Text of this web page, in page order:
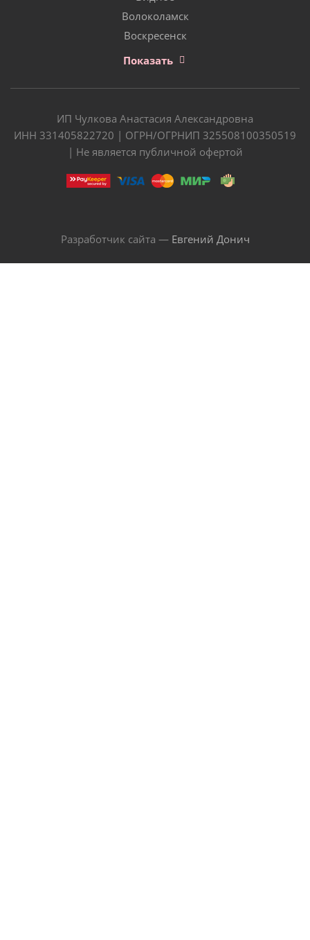
Волоколамск
Воскресенск
Показать
ИП Чулкова Анастасия Александровна
ИНН 331405822720 | ОГРН/ОГРНИП 325508100350519
| Не является публичной офертой
Разработчик сайта — Евгений Донич